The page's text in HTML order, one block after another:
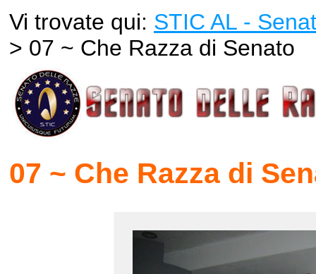
Vi trovate qui: STIC AL -
> 07 ~ Che Razza di Senato
07 ~ Che Razza di